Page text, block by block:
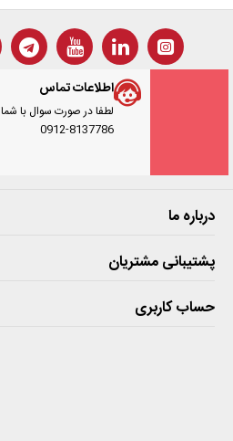
اطلاعات تماس
لطفا در صورت سوال با
0912-8137786
درباره ما
پشتیبانی مشتریان
حساب کاربری